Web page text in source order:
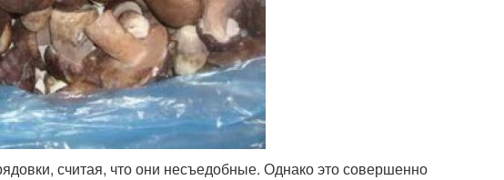
считая, что они несъедобные. Однако это совершенно